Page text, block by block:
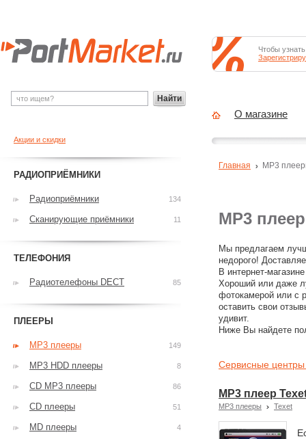
MP3
Мы предлагаем
недорого!
В интернет-
Хороший или даже
фотокамерой или с
оставить свои
удивит.
Ниже Вы найдете
Сервисные центры
MP3 плеер
MP3 плееры Texet
Главная MP3
Акции и скидки
РАДИОПРИЁМНИКИ
Радиоприёмники 134
Сканирующие приёмники 11
ТЕЛЕФОНИЯ
Радиотелефоны DECT 85
ПЛЕЕРЫ
MP3 плееры 149
MP3 HDD плееры 8
CD MP3 плееры 86
CD плееры 51
MD плееры 4
Найти
Чтобы
О магазине